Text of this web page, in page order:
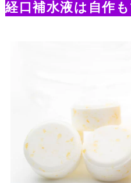
経口補水液は自作